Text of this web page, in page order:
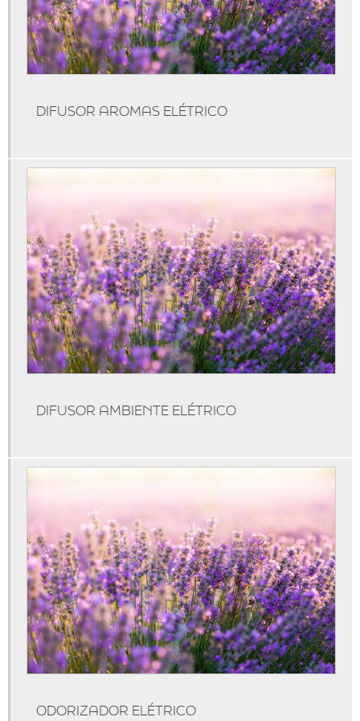
Máquina de aromatizar
Máquina de aromatizar ambientes
Máquinas de aromatização
Aromatização de ambientes comerciais
Aromatização de eventos
Aromatização de lojas
Marketing olfativo sp
Aluguel de aromatizador de ambiente
Aluguel de máquina de aromatização profissional
Aparelho difusor de aromas
Aparelho para essência
Aroma personalizado
Aromas personalizados para empresas
Aromatizador de ambiente difusor
Aromatizador de ambiente difusor profissional
DIFUSOR AROMAS ELÉTRICO
DIFUSOR AMBIENTE ELÉTRICO
ODORIZADOR ELÉTRICO